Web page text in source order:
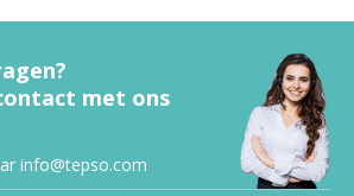
eczeem en jeuk
met ons
info@tepso.com